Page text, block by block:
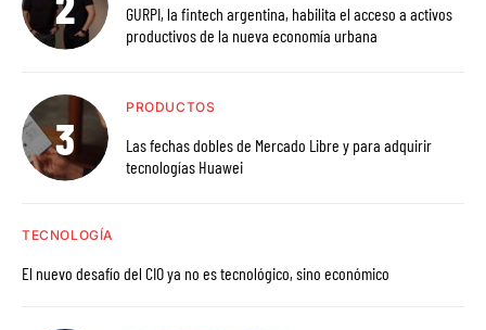
GURPI, la fintech argentina, habilita el acceso a activos
productivos de la nueva economía urbana
PRODUCTOS
Las fechas dobles de Mercado Libre y para adquirir
tecnologías Huawei
TECNOLOGÍA
El nuevo desafío del CIO ya no es tecnológico, sino económico